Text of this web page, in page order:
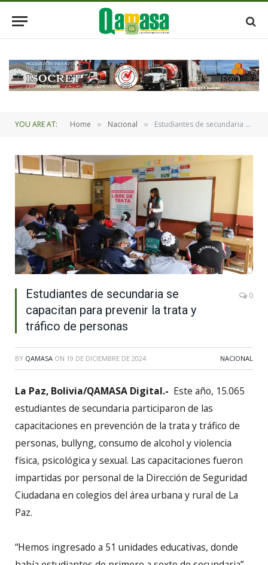
YOU ARE AT: Home » Nacional » Estudiantes de secundaria se capacitan para prevenir la trata y tráfico de personas
Estudiantes de secundaria se
capacitan para prevenir la trata y
tráfico de personas
0
BY QAMASA ON 19 DE DICIEMBRE DE 2024 NACIONAL
La Paz, Bolivia/QAMASA Digital.- Este año, 15.065
estudiantes de secundaria participaron de las
capacitaciones en prevención de la trata y tráfico de
personas, bullyng, consumo de alcohol y violencia
física, psicológica y sexual. Las capacitaciones fueron
impartidas por personal de la Dirección de Seguridad
Ciudadana en colegios del área urbana y rural de La
Paz.
“Hemos ingresado a 51 unidades educativas, donde